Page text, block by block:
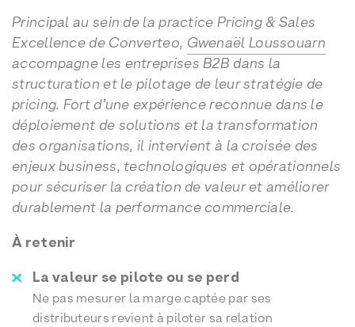
Principal au sein de la practice Pricing & Sales
Excellence de Converteo, Gwenaël Loussouarn
accompagne les entreprises B2B dans la
structuration et le pilotage de leur stratégie de
pricing. Fort d’une expérience reconnue dans le
déploiement de solutions et la transformation
des organisations, il intervient à la croisée des
enjeux business, technologiques et opérationnels
pour sécuriser la création de valeur et améliorer
durablement la performance commerciale.
À retenir
La valeur se pilote ou se perd
Ne pas mesurer la marge captée par ses
distributeurs revient à piloter sa relation